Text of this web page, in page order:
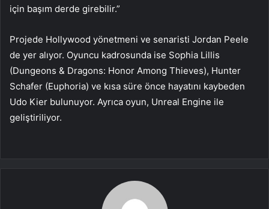
için başım derde girebilir.”
Projede Hollywood yönetmeni ve senaristi Jordan Peele
de yer alıyor. Oyuncu kadrosunda ise Sophia Lillis
(Dungeons & Dragons: Honor Among Thieves), Hunter
Schafer (Euphoria) ve kısa süre önce hayatını kaybeden
Udo Kier bulunuyor. Ayrıca oyun, Unreal Engine ile
geliştiriliyor.